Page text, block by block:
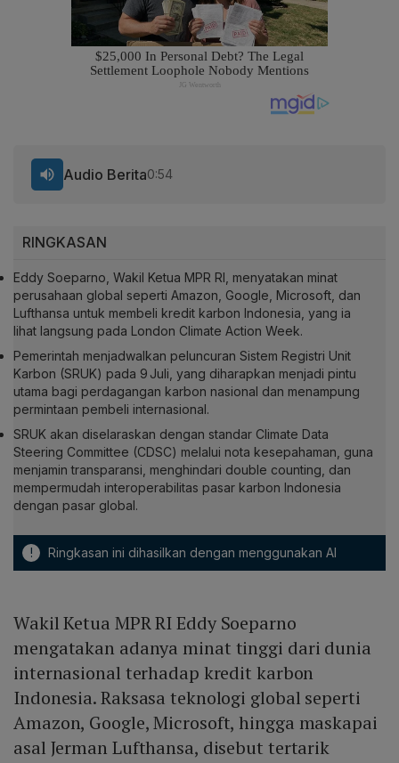
RINGKASAN
Eddy Soeparno, Wakil Ketua MPR RI, menyatakan minat
perusahaan global seperti Amazon, Google, Microsoft, dan
Lufthansa untuk membeli kredit karbon Indonesia, yang ia
lihat langsung pada London Climate Action Week.
Pemerintah menjadwalkan peluncuran Sistem Registri Unit
Karbon (SRUK) pada 9 Juli, yang diharapkan menjadi pintu
utama bagi perdagangan karbon nasional dan menampung
permintaan pembeli internasional.
SRUK akan diselaraskan dengan standar Climate Data
Steering Committee (CDSC) melalui nota kesepahaman, guna
menjamin transparansi, menghindari double counting, dan
mempermudah interoperabilitas pasar karbon Indonesia
dengan pasar global.
! Ringkasan ini dihasilkan dengan menggunakan AI
Audio Berita0:54
Wakil Ketua MPR RI Eddy Soeparno
mengatakan adanya minat tinggi dari dunia
internasional terhadap kredit karbon
Indonesia. Raksasa teknologi global seperti
Amazon, Google, Microsoft, hingga maskapai
asal Jerman Lufthansa, disebut tertarik